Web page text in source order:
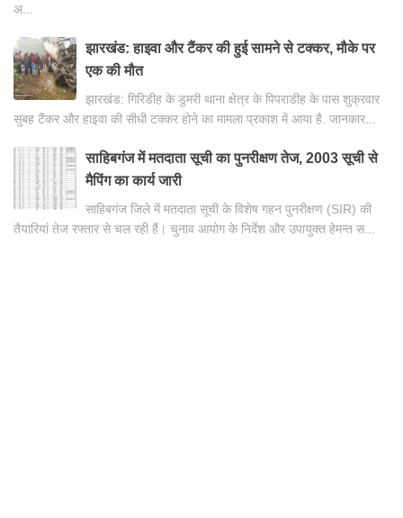
अ...
झारखंड: हाइवा और टैंकर की हुई सामने से टक्कर, मौके पर
एक की मौत
झारखंड: गिरिडीह के डुमरी थाना क्षेत्र के पिपराडीह के पास शुक्रवार
सुबह टैंकर और हाइवा की सीधी टक्कर होने का मामला प्रकाश में आया है. जानकार...
साहिबगंज में मतदाता सूची का पुनरीक्षण तेज, 2003 सूची से
मैपिंग का कार्य जारी
साहिबगंज जिले में मतदाता सूची के विशेष गहन पुनरीक्षण (SIR) की
तैयारियां तेज रफ्तार से चल रही हैं। चुनाव आयोग के निर्देश और उपायुक्त हेमन्त स...